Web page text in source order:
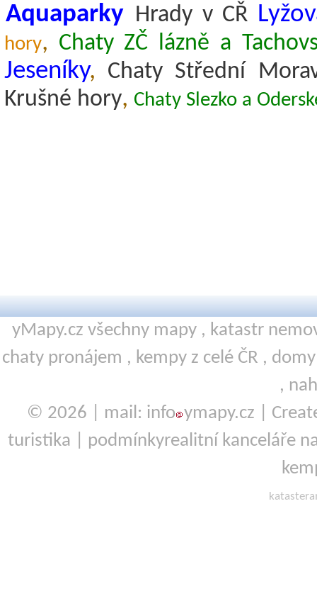
Aquaparky Hrady v CŘ
hory, Chaty ZČ lázně a
Jeseníky, Chaty Střední
Krušné hory, Chaty Slezko a
yMapy.cz všechny mapy , katastr
chaty pronájem , kempyz celé ČR ,
,
© 2026 | mail: info ymapy.cz |
turistika
podmínkyrealitní kanceláře